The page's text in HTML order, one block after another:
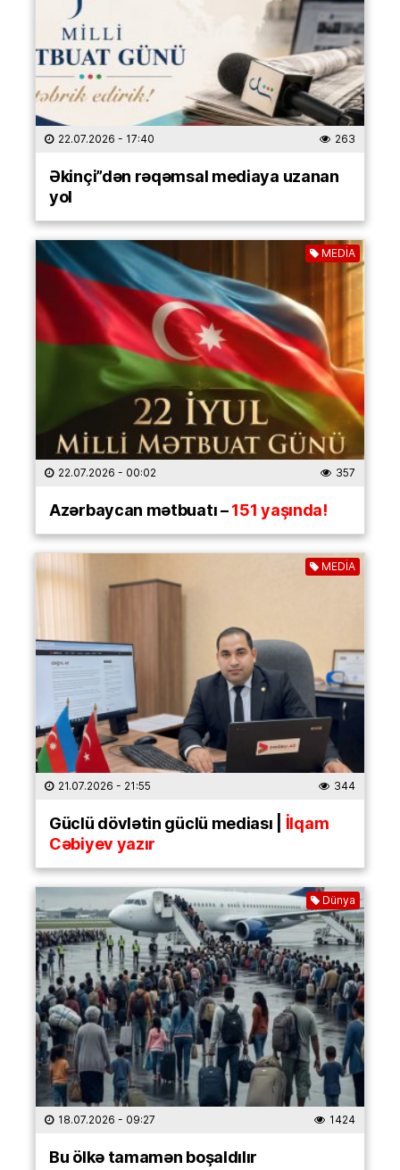
22.07.2026 - 17:40 263
Əkinçi”dən rəqəmsal mediaya uzanan
yol
MEDİA
22.07.2026 - 00:02 357
Azərbaycan mətbuatı –151 yaşında!
MEDİA
21.07.2026 - 21:55 344
Güclü dövlətin güclü mediası | İlqam
Cəbiyev yazır
Dünya
18.07.2026 - 09:27 1424
Bu ölkə tamamən boşaldılır